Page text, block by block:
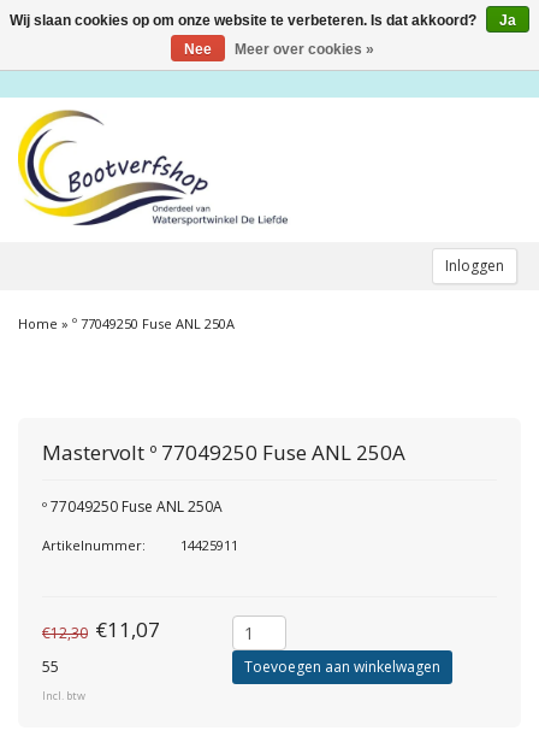
Inloggen
Toggle
Home » º 77049250 Fuse ANL 250A
Mastervolt º 77049250 Fuse ANL 250A
º 77049250 Fuse ANL 250A
Artikelnummer: 14425911
€12,30 €11,07
55
Incl. btw
Toevoegen aan winkelwagen
Wij slaan cookies op om onze website te verbeteren. Is dat akkoord?
Ja
Nee
Meer over cookies »